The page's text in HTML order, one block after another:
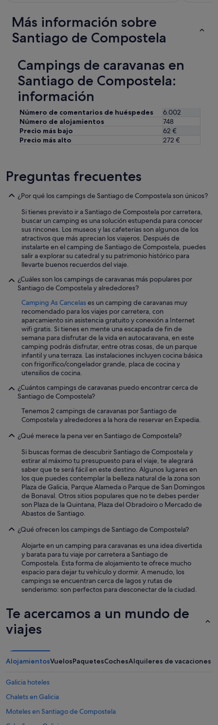
Más información sobre
Santiago de Compostela
Campings de caravanas en
Santiago de Compostela:
información
Número de comentarios de huéspedes
6.002
Número de alojamientos
748
Precio más bajo
62 €
Precio más alto
272 €
Preguntas frecuentes
¿Por qué los campings de Santiago de Compostela son únicos?
Si tienes previsto ir a Santiago de Compostela por carretera,
buscar un camping es una solución estupenda para conocer
sus rincones. Los museos y las cafeterías son algunos de los
atractivos que más aprecian los viajeros. Después de
instalarte en el camping de Santiago de Compostela, puedes
salir a explorar su catedral y su patrimonio histórico para
llevarte buenos recuerdos del viaje.
¿Cuáles son los campings de caravanas más populares por
Santiago de Compostela y alrededores?
Camping As Cancelases un camping de caravanas muy
recomendado para los viajes por carretera, con
aparcamiento sin asistencia gratuito y conexión a Internet
wifi gratis. Si tienes en mente una escapada de fin de
semana para disfrutar de la vida en autocaravana, en este
camping podrás disfrutar, entre otras cosas, de un parque
infantil y una terraza. Las instalaciones incluyen cocina básica
con frigorífico/congelador grande, placa de cocina y
utensilios de cocina.
¿Cuántos campings de caravanas puedo encontrar cerca de
Santiago de Compostela?
Tenemos 2 campings de caravanas por Santiago de
Compostela y alrededores a la hora de reservar en Expedia.
¿Qué merece la pena ver en Santiago de Compostela?
Si buscas formas de descubrir Santiago de Compostela y
estirar al máximo tu presupuesto para el viaje, te alegrará
saber que te será fácil en este destino. Algunos lugares en
los que puedes contemplar la belleza natural de la zona son
Plaza de Galicia, Parque Alameda o Parque de San Domingos
de Bonaval. Otros sitios populares que no te debes perder
son Plaza de la Quintana, Plaza del Obradoiro o Mercado de
Abastos de Santiago.
¿Qué ofrecen los campings de Santiago de Compostela?
Alojarte en un camping para caravanas es una idea divertida
y barata para tu viaje por carretera a Santiago de
Compostela. Esta forma de alojamiento te ofrece mucho
espacio para dejar tu vehículo y dormir. A menudo, los
campings se encuentran cerca de lagos y rutas de
senderismo: son perfectos para desconectar de la ciudad.
Te acercamos a un mundo de
viajes
AlojamientosVuelosPaquetesCochesAlquileres de vacaciones
Galicia hoteles
Chalets en Galicia
Moteles en Santiago de Compostela